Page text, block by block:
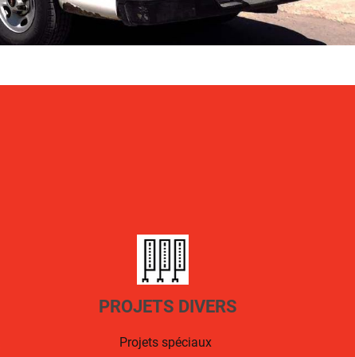
PROJETS DIVERS
Projets spéciaux